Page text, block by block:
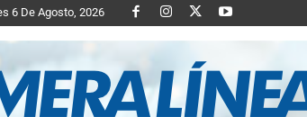
6 De Agosto, 2026